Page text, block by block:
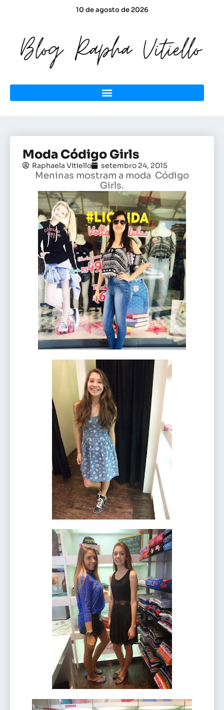
10 de agosto de 2026
Moda Código Girls
Raphaela Vitiello setembro 24, 2015
Meninas mostram a moda Código
Girls.